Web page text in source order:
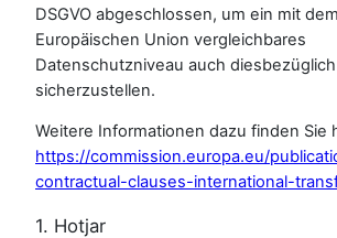
DSGVO abgeschlossen, um ein mit
Europäischen Union vergleichbares
Datenschutzniveau auch diesbezüglich
sicherzustellen.
Weitere Informationen dazu finden Sie
https://commission.europa.eu/
contractual-clauses-international-
1. Hotjar